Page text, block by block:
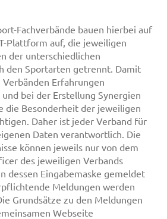
Fachverbände bauen hierbei auf
Plattform auf, die jeweiligen
der unterschiedlichen
den Sportarten getrennt. Damit
Erfahrungen
bei der Erstellung Synergien
die Besonderheit der jeweiligen
Daher ist jeder Verband für
Daten verantwortlich. Die
können jeweils nur von dem
des jeweiligen Verbands
dessen Eingabemaske gemeldet
Meldungen werden
Grundsätze zu den Meldungen
Webseite